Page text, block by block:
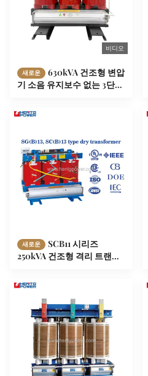
비디오
새로운
630kVA 건조형 변압
기 소음 유지보수 없는 3단계
새로운
SCB11 시리즈
250kVA 건조형 격리 트랜스